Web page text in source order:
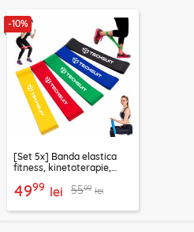
-10%
[Set 5x] Banda elastica
fitness, kinetoterapie,
4999 lei 5599 lei